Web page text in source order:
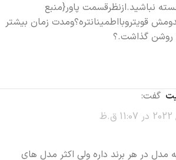
نباشید.ازنظرقسمت پاور{منبع
قویتروبااطمینانتره؟ومدت زمان بیشتر
گذاشت.؟
گفت:
مدل در هر برند داره ولی اکثر مدل های